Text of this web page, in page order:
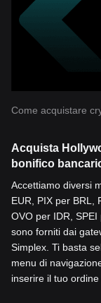
Come acquistare
Acquista
bonifico
Accettiamo diversi
EUR, PIX per BRL,
OVO per IDR,
sono forniti dai
Simplex. Ti basta
menu di
inserire il tuo